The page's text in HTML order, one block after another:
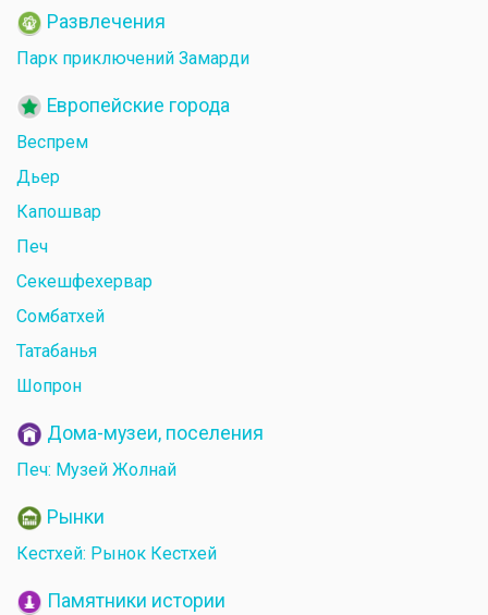
Развлечения
Парк приключений Замарди
Европейские города
Веспрем
Дьер
Капошвар
Печ
Секешфехервар
Сомбатхей
Татабанья
Шопрон
Дома-музеи, поселения
Печ: Музей Жолнай
Рынки
Кестхей: Рынок Кестхей
Памятники истории